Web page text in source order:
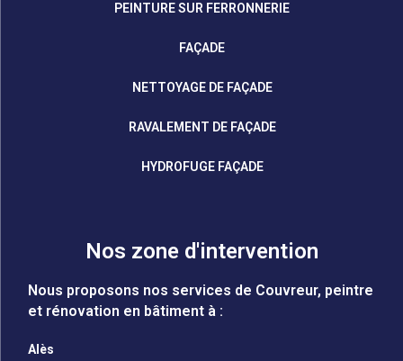
PEINTURE SUR FERRONNERIE
FAÇADE
NETTOYAGE DE FAÇADE
RAVALEMENT DE FAÇADE
HYDROFUGE FAÇADE
Nos zone d'intervention
Nous proposons nos services de Couvreur, peintre
et rénovation en bâtiment à :
Alès